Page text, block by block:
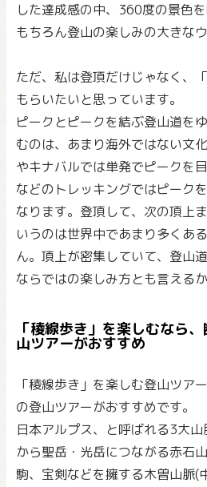
した達成感の中、360度の景色を
もちろん登山の楽しみの大きな
ただ、私は登頂だけじゃなく、
もらいたいと思っています。
ピークとピークを結ぶ登山道を
むのは、あまり海外ではない文
やキナバルでは単発でピークを
などのトレッキングではピーク
なります。登頂して、次の頂上
いうのは世界中であまり多くあ
ん。頂上が密集していて、登山
ならではの楽しみ方とも言える
「稜線歩き」を楽しむなら
山ツアーがおすすめ
「稜線歩き」を楽しむ登山ツア
の登山ツアーがおすすめです。
日本アルプス、と呼ばれる3大
から聖岳・光岳につながる赤石
駒、宝剣などを擁する木曽山脈(